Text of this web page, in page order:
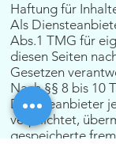
Haftung für
Als
Abs.1 TMG für
diesen Seiten
Gesetzen
Nach §§ 8 bis 10
Diensteanbieter
verpflichtet,
gespeicherte